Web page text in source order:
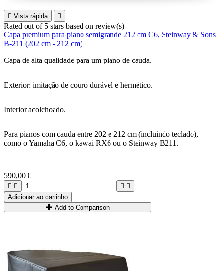
 Vista rápida 
Rated out of 5 stars based on review(s)
Capa premium para piano semigrande 212 cm C6, Steinway & Sons
B-211 (202 cm - 212 cm)
Capa de alta qualidade para um piano de cauda.
Exterior: imitação de couro durável e hermético.
Interior acolchoado.
Para pianos com cauda entre 202 e 212 cm (incluindo teclado),
como o Yamaha C6, o kawai RX6 ou o Steinway B211.
590,00 €
   
Adicionar ao carrinho
Add to Comparison